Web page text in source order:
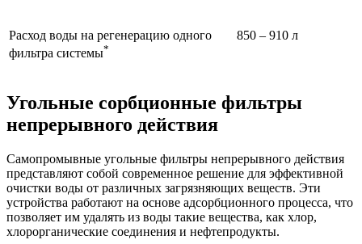
Расход воды на регенерацию одного
фильтра системы*
850 – 910 л
Угольные сорбционные фильтры
непрерывного действия
Самопромывные угольные фильтры непрерывного действия
представляют собой современное решение для эффективной
очистки воды от различных загрязняющих веществ. Эти
устройства работают на основе адсорбционного процесса, что
позволяет им удалять из воды такие вещества, как хлор,
хлорорганические соединения и нефтепродукты.